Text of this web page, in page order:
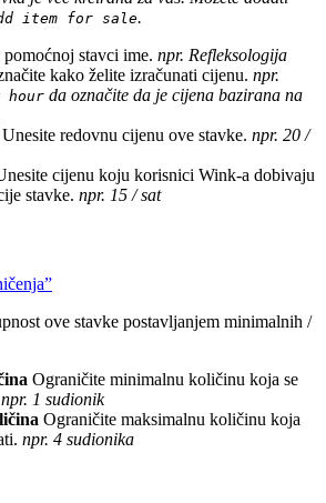
item for sale.
stavci ime. npr. Refleksologija
kako želite izračunati cijenu. npr.
hour da označite da je cijena bazirana na
Unesite redovnu cijenu ove stavke. npr. 20 /
cijenu koju korisnici Wink-a dobivaju
stavke. npr. 15 / sat
ove stavke postavljanjem minimalnih /
Ograničite minimalnu količinu koja se
npr. 1 sudionik
Ograničite maksimalnu količinu koja
npr. 4 sudionika